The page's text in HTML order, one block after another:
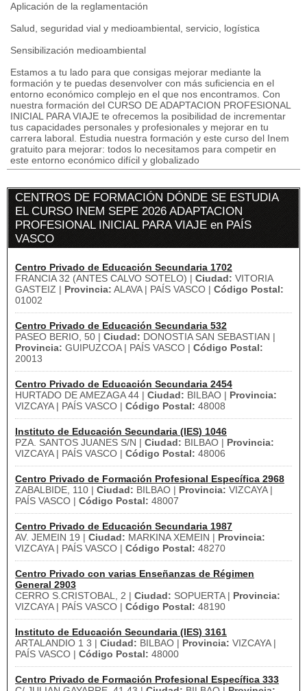
Aplicación de la reglamentación
Salud, seguridad vial y medioambiental, servicio, logística
Sensibilización medioambiental
Estamos a tu lado para que consigas mejorar mediante la
formación y te puedas desenvolver con más suficiencia en el
entorno económico complejo en el que nos encontramos. Con
nuestra formación del CURSO DE ADAPTACION PROFESIONAL
INICIAL PARA VIAJE te ofrecemos la posibilidad de incrementar
tus capacidades personales y profesionales y mejorar en tu
carrera laboral. Estudia nuestra formación y este curso del Inem
gratuito para mejorar: todos lo necesitamos para competir en
este entorno económico difícil y globalizado
CENTROS DE FORMACIÓN DÓNDE SE ESTUDIA
EL CURSO INEM SEPE 2026 ADAPTACION
PROFESIONAL INICIAL PARA VIAJE en PAÍS
VASCO
Centro Privado de Educación Secundaria 1702
FRANCIA 32 (ANTES CALVO SOTELO) | Ciudad: VITORIA
GASTEIZ | Provincia: ALAVA | PAÍS VASCO | Código Postal:
01002
Centro Privado de Educación Secundaria 532
PASEO BERIO, 50 | Ciudad: DONOSTIA SAN SEBASTIAN |
Provincia: GUIPUZCOA | PAÍS VASCO | Código Postal:
20013
Centro Privado de Educación Secundaria 2454
HURTADO DE AMEZAGA 44 | Ciudad: BILBAO | Provincia:
VIZCAYA | PAÍS VASCO | Código Postal: 48008
Instituto de Educación Secundaria (IES) 1046
PZA. SANTOS JUANES S/N | Ciudad: BILBAO | Provincia:
VIZCAYA | PAÍS VASCO | Código Postal: 48006
Centro Privado de Formación Profesional Específica 2968
ZABALBIDE, 110 | Ciudad: BILBAO | Provincia: VIZCAYA |
PAÍS VASCO | Código Postal: 48007
Centro Privado de Educación Secundaria 1987
AV. JEMEIN 19 | Ciudad: MARKINA XEMEIN | Provincia:
VIZCAYA | PAÍS VASCO | Código Postal: 48270
Centro Privado con varias Enseñanzas de Régimen
General 2903
CERRO S.CRISTOBAL, 2 | Ciudad: SOPUERTA | Provincia:
VIZCAYA | PAÍS VASCO | Código Postal: 48190
Instituto de Educación Secundaria (IES) 3161
ARTALANDIO 1 3 | Ciudad: BILBAO | Provincia: VIZCAYA |
PAÍS VASCO | Código Postal: 48000
Centro Privado de Formación Profesional Específica 333